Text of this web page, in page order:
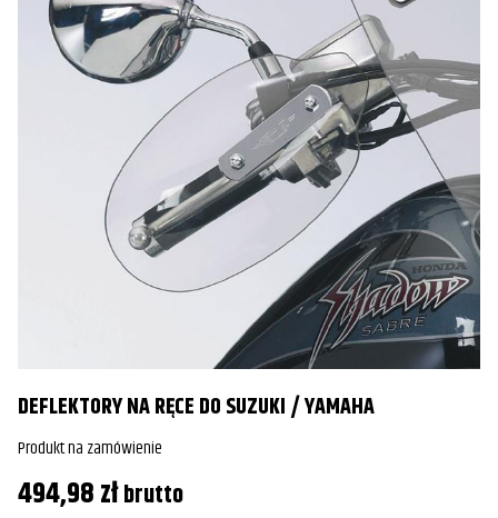
DEFLEKTORY NA RĘCE DO SUZUKI / YAMAHA
Produkt na zamówienie
494,98złbrutto